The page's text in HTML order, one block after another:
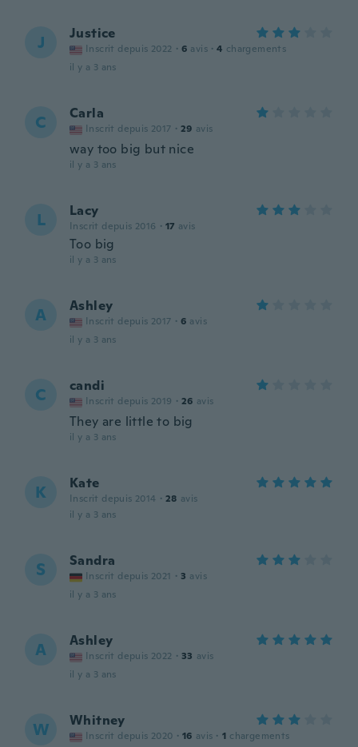
J Justice
Inscrit depuis 2022 · 6 avis · 4 chargements
il y a 3 ans
C Carla
Inscrit depuis 2017 · 29 avis
way too big but nice
il y a 3 ans
L Lacy
Inscrit depuis 2016 · 17 avis
Too big
il y a 3 ans
A Ashley
Inscrit depuis 2017 · 6 avis
il y a 3 ans
C candi
Inscrit depuis 2019 · 26 avis
They are little to big
il y a 3 ans
K Kate
Inscrit depuis 2014 · 28 avis
il y a 3 ans
S Sandra
Inscrit depuis 2021 · 3 avis
il y a 3 ans
A Ashley
Inscrit depuis 2022 · 33 avis
il y a 3 ans
W Whitney
Inscrit depuis 2020 · 16 avis · 1 chargements